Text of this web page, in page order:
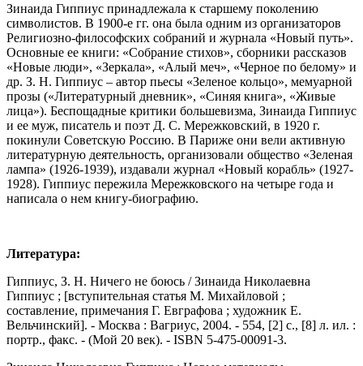
Зинаида Гиппиус принадлежала к старшему поколению
символистов. В 1900-е гг. она была одним из организаторов
Религиозно-философских собраний и журнала «Новый путь».
Основные ее книги: «Собрание стихов», сборники рассказов
«Новые люди», «Зеркала», «Алый меч», «Черное по белому» и
др. З. Н. Гиппиус – автор пьесы «Зеленое кольцо», мемуарной
прозы («Литературный дневник», «Синяя книга», «Живые
лица»). Беспощадные критики большевизма, Зинаида Гиппиус
и ее муж, писатель и поэт Д. С. Мережковский, в 1920 г.
покинули Советскую Россию. В Париже они вели активную
литературную деятельность, организовали общество «Зеленая
лампа» (1926-1939), издавали журнал «Новый корабль» (1927-
1928). Гиппиус пережила Мережковского на четыре года и
написала о нем книгу-биографию.
Литература:
Гиппиус, З. Н. Ничего не боюсь / Зинаида Николаевна
Гиппиус ; [вступительная статья М. Михайловой ;
составление, примечания Г. Евграфова ; художник Е.
Вельчинский]. - Москва : Вагриус, 2004. - 554, [2] с., [8] л. ил. :
портр., факс. - (Мой 20 век). - ISBN 5-475-00091-3.